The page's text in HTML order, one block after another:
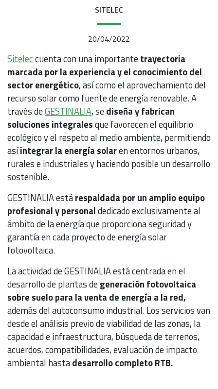
SITELEC
20/04/2022
Siteleccuenta con unaimportantetrayectoria
marcada por la experiencia y el conocimiento del
sector energético, así como el aprovechamiento del
recurso solar como fuente de energía renovable. A
través deGESTINALIA, sediseña y fabrican
soluciones integralesque favorecen el equilibrio
ecológico y el respeto al medio ambiente, permitiendo
asíintegrar la energía solaren entornos urbanos,
rurales e industriales y haciendo posible un desarrollo
sostenible.
GESTINALIA estárespaldada por un amplio equipo
profesional y personaldedicado exclusivamente al
ámbito de la energía que proporciona seguridad y
garantía en cada proyecto de energía solar
fotovoltaica.
La actividad de GESTINALIA está centrada en el
desarrollo de plantas degeneración fotovoltaica
sobre suelo para la venta de energía a la red,
además del autoconsumo industrial. Los servicios van
desde el análisis previo de viabilidad de las zonas, la
capacidad e infraestructura, búsqueda de terrenos,
acuerdos, compatibilidades, evaluación de impacto
ambiental hastadesarrollo completo RTB.